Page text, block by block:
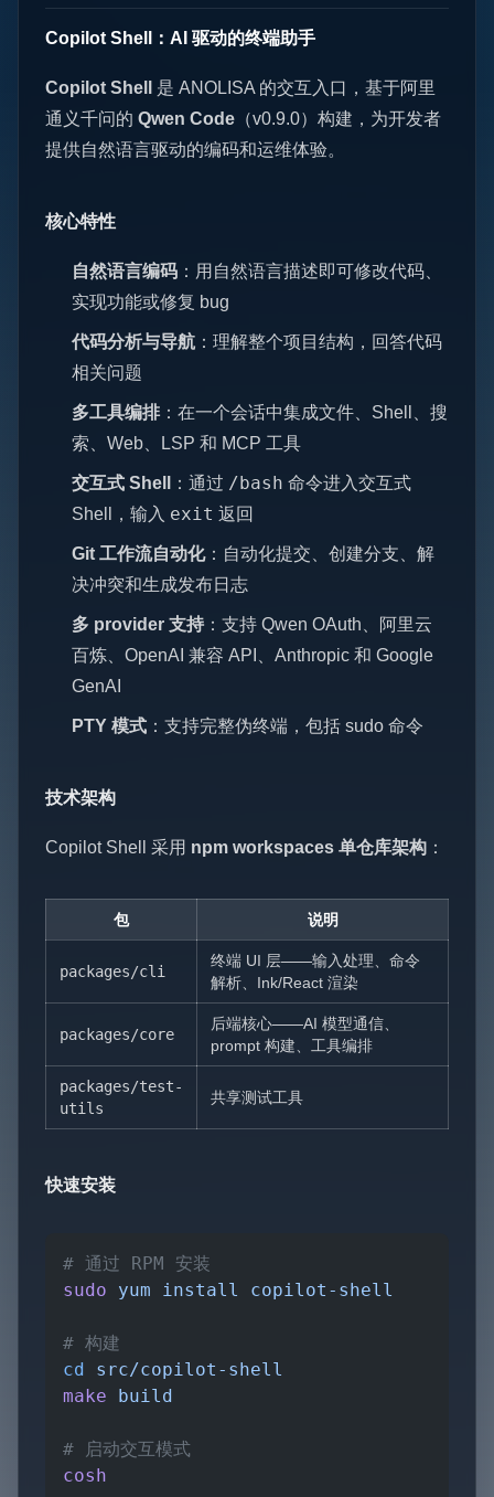
Copilot Shell：AI 驱动的终端助手
Copilot Shell
是 ANOLISA 的交互入口，基于阿里
通义千问的 Qwen Code （v0.9.0）构建，为开发者
提供自然语言驱动的编码和运维体验。
核心特性
自然语言编码 ：用自然语言描述即可修改代码、
实现功能或修复 bug
代码分析与导航 ：理解整个项目结构，回答代码
相关问题
多工具编排：在一个会话中集成文件、Shell、搜
索、Web、LSP 和 MCP 工具
交互式 Shell ：通过 /bash 命令进入交互式
Shell，输入 exit 返回
Git 工作流自动化：自动化提交、创建分支、解
决冲突和生成发布日志
多 provider 支持 ：支持 Qwen OAuth、阿里云
百炼、OpenAI 兼容 API、Anthropic 和 Google
GenAI
PTY 模式 ：支持完整伪终端，包括 sudo 命令
技术架构
Copilot Shell 采用 npm workspaces 单仓库架构 ：
包 说明
packages/cli
终端 UI 层——输入处理、命令
解析、Ink/React 渲染
packages/core
后端核心——AI 模型通信、
prompt 构建、工具编排
packages/test-
utils
共享测试工具
快速安装
# 通过 RPM 安装
sudo yum install copilot-shell
# 构建
cd src/copilot-shell
make build
# 启动交互模式
cosh